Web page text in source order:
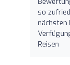
so
nächsten
Reisen